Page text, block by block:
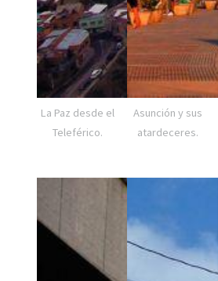
La Paz desde el
Teleférico.
Asunción y sus
atardeceres.